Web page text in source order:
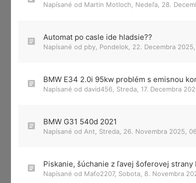
Napísané od Martin Motloch Nedeľa, 28.
Automat po casle ide hladsie??
Napísané od pby Pondelok, 22. Decembra
BMW E34 2.0i 95kw problém s emisnou
Napísané od david456 Streda, 17. Decembra
BMW G31 540d 2021
Napísané od Ant Streda, 26. Novembra 2025,
Piskanie, šúchanie z ľavej šoferovej strany
Napísané od Maťo2207, Sobota, 8. Novembra